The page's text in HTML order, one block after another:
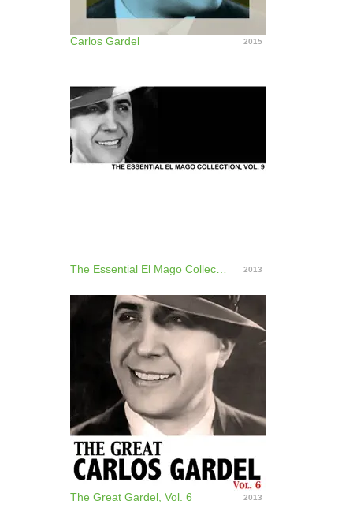
Carlos Gardel 2015
The Essential El Mago Collection, Vol. 9 2013
The Great Gardel, Vol. 6 2013